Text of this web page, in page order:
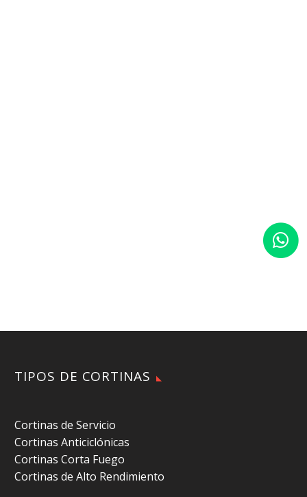
TIPOS DE CORTINAS
Cortinas de Servicio
Cortinas Anticiclónicas
Cortinas Corta Fuego
Cortinas de Alto Rendimiento